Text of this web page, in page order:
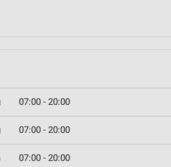
07:00 - 20:00
07:00 - 20:00
07:00 - 20:00